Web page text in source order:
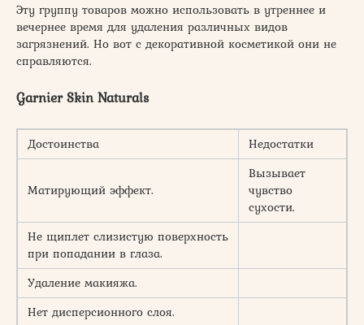
Эту группу товаров можно использовать в утреннее и
вечернее время для удаления различных видов
загрязнений. Но вот с декоративной косметикой они не
справляются.
Garnier Skin Naturals
Достоинства Недостатки
Матирующий эффект.
Вызывает
чувство
сухости.
Не щиплет слизистую поверхность
при попадании в глаза.
Удаление макияжа.
Нет дисперсионного слоя.